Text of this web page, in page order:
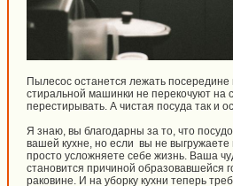
Пылесос останется лежать
стиральной машинки не перекочуют на
перестирывать. А чистая посуда так и
Я знаю, вы благодарны за то, что
вашей кухне, но если вы не выгружаете
просто усложняете себе жизнь. Ваша
становится причиной образовавшейся
раковине. И на уборку кухни теперь